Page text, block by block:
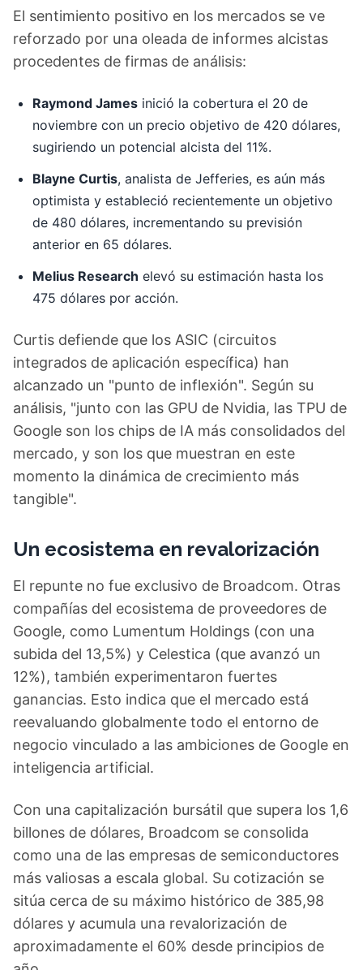
El sentimiento positivo en los mercados se ve
reforzado por una oleada de informes alcistas
procedentes de firmas de análisis:
Raymond James inició la cobertura el 20 de
noviembre con un precio objetivo de 420 dólares,
sugiriendo un potencial alcista del 11%.
Blayne Curtis, analista de Jefferies, es aún más
optimista y estableció recientemente un objetivo
de 480 dólares, incrementando su previsión
anterior en 65 dólares.
Melius Research elevó su estimación hasta los
475 dólares por acción.
Curtis defiende que los ASIC (circuitos
integrados de aplicación específica) han
alcanzado un "punto de inflexión". Según su
análisis, "junto con las GPU de Nvidia, las TPU de
Google son los chips de IA más consolidados del
mercado, y son los que muestran en este
momento la dinámica de crecimiento más
tangible".
Un ecosistema en revalorización
El repunte no fue exclusivo de Broadcom. Otras
compañías del ecosistema de proveedores de
Google, como Lumentum Holdings (con una
subida del 13,5%) y Celestica (que avanzó un
12%), también experimentaron fuertes
ganancias. Esto indica que el mercado está
reevaluando globalmente todo el entorno de
negocio vinculado a las ambiciones de Google en
inteligencia artificial.
Con una capitalización bursátil que supera los 1,6
billones de dólares, Broadcom se consolida
como una de las empresas de semiconductores
más valiosas a escala global. Su cotización se
sitúa cerca de su máximo histórico de 385,98
dólares y acumula una revalorización de
aproximadamente el 60% desde principios de